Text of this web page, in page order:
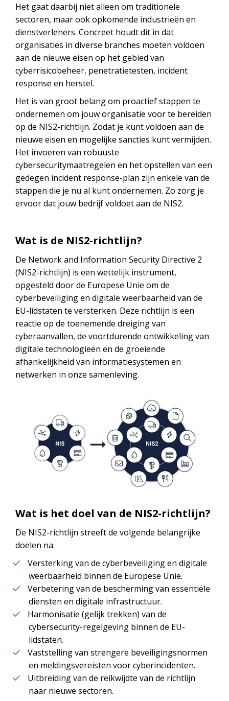
Het gaat daarbij niet alleen om traditionele
sectoren, maar ook opkomende industrieën en
dienstverleners. Concreet houdt dit in dat
organisaties in diverse branches moeten voldoen
aan de nieuwe eisen op het gebied van
cyberrisicobeheer, penetratietesten, incident
response en herstel.
Het is van groot belang om proactief stappen te
ondernemen om jouw organisatie voor te bereiden
op de NIS2-richtlijn. Zodat je kunt voldoen aan de
nieuwe eisen en mogelijke sancties kunt vermijden.
Het invoeren van robuuste
cybersecuritymaatregelen en het opstellen van een
gedegen incident response-plan zijn enkele van de
stappen die je nu al kunt ondernemen. Zo zorg je
ervoor dat jouw bedrijf voldoet aan de NIS2.
Wat is de NIS2-richtlijn?
De Network and Information Security Directive 2
(NIS2-richtlijn) is een wettelijk instrument,
opgesteld door de Europese Unie om de
cyberbeveiliging en digitale weerbaarheid van de
EU-lidstaten te versterken. Deze richtlijn is een
reactie op de toenemende dreiging van
cyberaanvallen, de voortdurende ontwikkeling van
digitale technologieën en de groeiende
afhankelijkheid van informatiesystemen en
netwerken in onze samenleving.
Wat is het doel van de NIS2-richtlijn?
De NIS2-richtlijn streeft de volgende belangrijke
doelen na:
Versterking van de cyberbeveiliging en digitale
weerbaarheid binnen de Europese Unie.
Verbetering van de bescherming van essentiële
diensten en digitale infrastructuur.
Harmonisatie (gelijk trekken) van de
cybersecurity-regelgeving binnen de EU-
lidstaten.
Vaststelling van strengere beveiligingsnormen
en meldingsvereisten voor cyberincidenten.
Uitbreiding van de reikwijdte van de richtlijn
naar nieuwe sectoren.